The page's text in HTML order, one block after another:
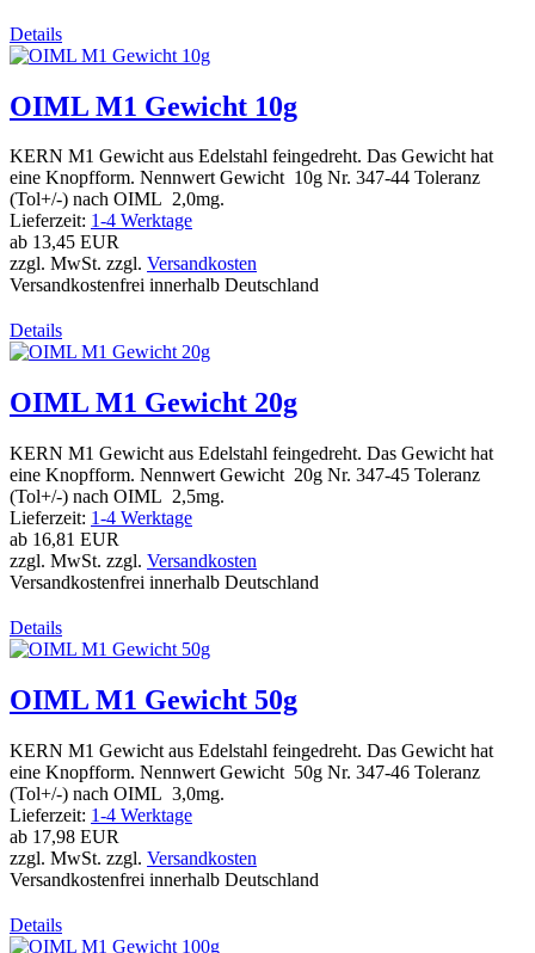
Details
OIML M1 Gewicht 10g
KERN M1 Gewicht aus Edelstahl feingedreht. Das Gewicht hat
eine Knopfform. Nennwert Gewicht 10g Nr. 347-44 Toleranz
(Tol+/-) nach OIML 2,0mg.
Lieferzeit: 1-4 Werktage
ab 13,45 EUR
zzgl. MwSt. zzgl. Versandkosten
Versandkostenfrei innerhalb Deutschland
Details
OIML M1 Gewicht 20g
KERN M1 Gewicht aus Edelstahl feingedreht. Das Gewicht hat
eine Knopfform. Nennwert Gewicht 20g Nr. 347-45 Toleranz
(Tol+/-) nach OIML 2,5mg.
Lieferzeit: 1-4 Werktage
ab 16,81 EUR
zzgl. MwSt. zzgl. Versandkosten
Versandkostenfrei innerhalb Deutschland
Details
OIML M1 Gewicht 50g
KERN M1 Gewicht aus Edelstahl feingedreht. Das Gewicht hat
eine Knopfform. Nennwert Gewicht 50g Nr. 347-46 Toleranz
(Tol+/-) nach OIML 3,0mg.
Lieferzeit: 1-4 Werktage
ab 17,98 EUR
zzgl. MwSt. zzgl. Versandkosten
Versandkostenfrei innerhalb Deutschland
Details